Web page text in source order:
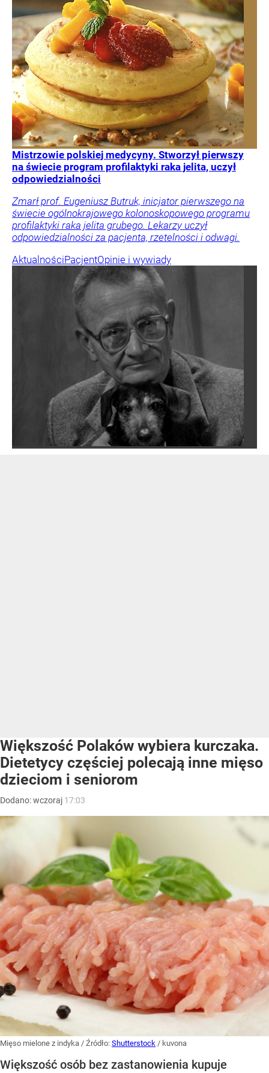
Mistrzowie polskiej medycyny. Stworzył pierwszy
na świecie program profilaktyki raka jelita, uczył
odpowiedzialności
Zmarł prof. Eugeniusz Butruk, inicjator pierwszego na
świecie ogólnokrajowego kolonoskopowego programu
profilaktyki raka jelita grubego. Lekarzy uczył
odpowiedzialności za pacjenta, rzetelności i odwagi.
AktualnościPacjentOpinie i wywiady
Większość Polaków wybiera kurczaka.
Dietetycy częściej polecają inne mięso
dzieciom i seniorom
Dodano:wczoraj 17:03
Mięso mielone z indyka / Źródło: Shutterstock / kuvona
Większość osób bez zastanowienia kupuje